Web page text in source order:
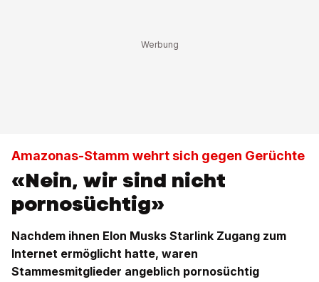
Amazonas-Stamm wehrt sich gegen Gerüchte
«Nein, wir sind nicht
pornosüchtig»
Nachdem ihnen Elon Musks Starlink Zugang zum
Internet ermöglicht hatte, waren
Stammesmitglieder angeblich pornosüchtig